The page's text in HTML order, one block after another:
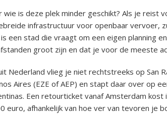
wie is deze plek minder geschikt? Als je reist
infrastructuur voor openbaar vervoer,
een stad die vraagt om een eigen planning
groot zijn en dat je voor de meeste
Nederland vlieg je niet rechtstreeks op San
Aires (EZE of AEP) en stapt daar over op
Een retourticket vanaf Amsterdam
euro, afhankelijk van hoe ver van tevoren je